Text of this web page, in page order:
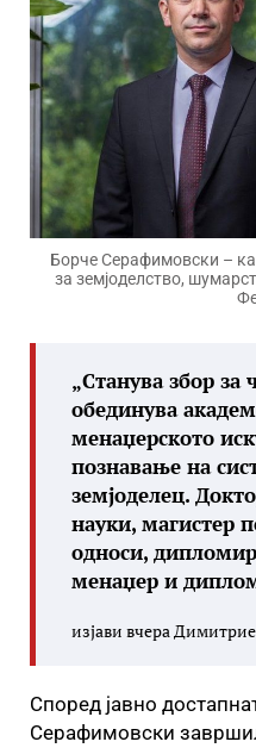
Борче Серафимовски –
за земјоделство,
„Станува збор за
обединува
менаџерското
познавање на
земјоделец.
науки, магистер
односи,
менаџер и
изјави вчера
Според јавно
Серафимовски